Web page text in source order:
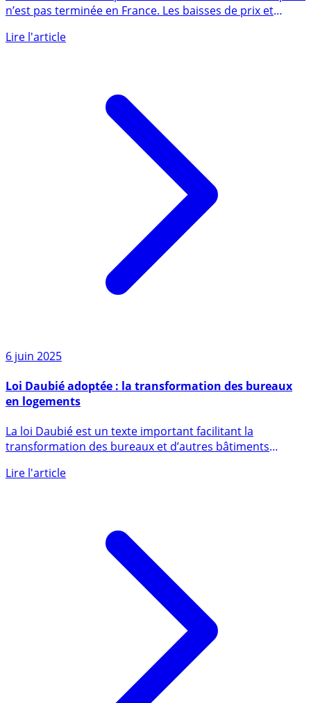
n’est pas terminée en France. Les baisses de prix et
6 juin 2025
en logements
transformation des bureaux et d’autres bâtiments